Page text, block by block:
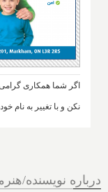
اگر شما همکاری
نکن و با تغییر به
درباره نویسنده/